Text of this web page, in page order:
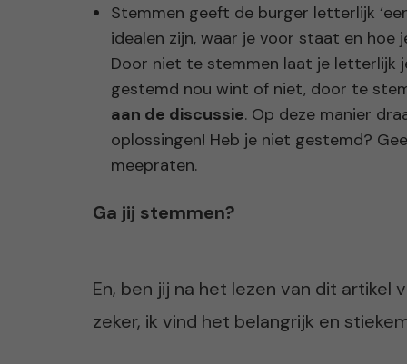
Stemmen geeft de burger letterlijk
idealen zijn, waar je voor staat en
Door niet te stemmen laat je letterlijk
gestemd nou wint of niet, door te
aan de discussie. Op deze manier
oplossingen! Heb je niet gestemd?
meepraten.
Ga jij stemmen?
En, ben jij na het lezen van dit artikel
zeker, ik vind het belangrijk en